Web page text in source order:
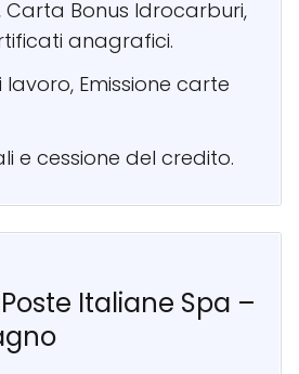
Carta Bonus Idrocarburi,
anagrafici.
lavoro, Emissione carte
e cessione del credito.
Italiane Spa –